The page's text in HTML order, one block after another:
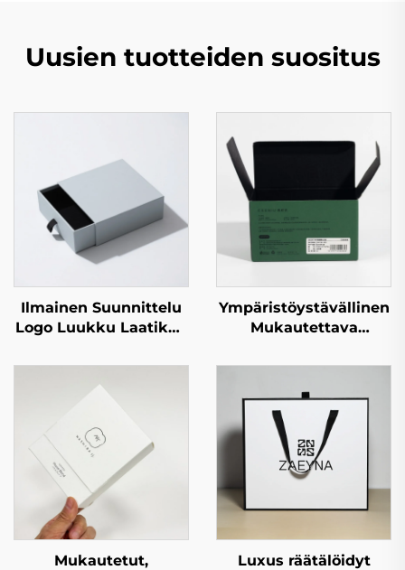
Uusien tuotteiden suositus
Ilmainen Suunnittelu
Logo Luukku Laatikko
Muotoinen Pakkaus
Korkeatasoinen Kraft-
Täyspainatus
Lahjalaatikot
Hajuvesilaatikot
Pakkaamiseen
Ympäristöystävällinen
Mukautettava
Postilaatikko
Aaltopahvista
Lähetyksen
Vaatepaperi Kartonkia
Lahjapakkaukseen
Sopiva
Mukautetut,
Luxus räätälöidyt